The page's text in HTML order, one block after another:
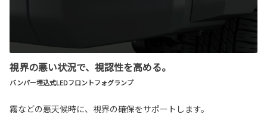
視界の悪い状況で、視認性を高める。
バンパー埋込式LEDフロントフォグランプ
霧などの悪天候時に、視界の確保をサポートします。